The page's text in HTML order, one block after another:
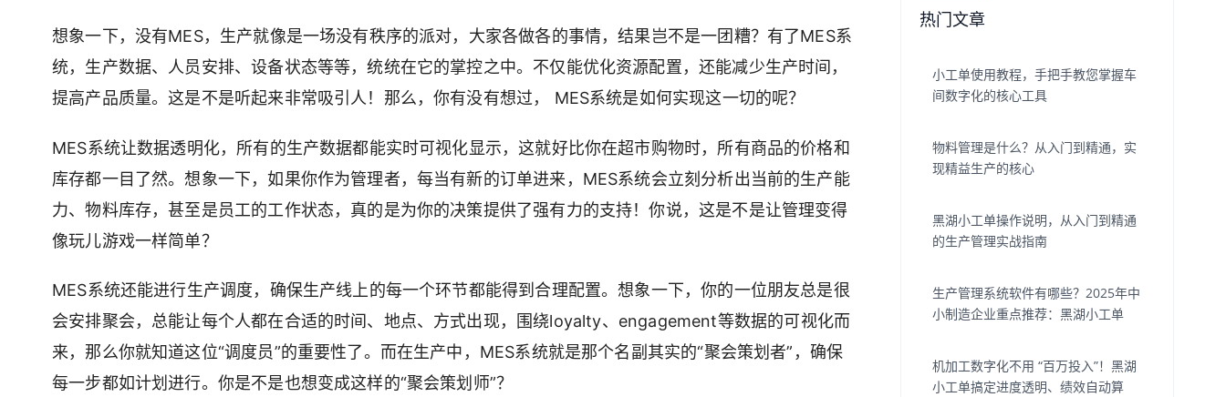
想象一下，没有MES，生产就像是一场没有秩序的派对，大家各做各的事情，结果岂不是一团糟？有了MES系
统，生产数据、人员安排、设备状态等等，统统在它的掌控之中。不仅能优化资源配置，还能减少生产时间，
提高产品质量。这是不是听起来非常吸引人！那么，你有没有想过， MES系统是如何实现这一切的呢？
MES系统让数据透明化，所有的生产数据都能实时可视化显示，这就好比你在超市购物时，所有商品的价格和
库存都一目了然。想象一下，如果你作为管理者，每当有新的订单进来，MES系统会立刻分析出当前的生产能
力、物料库存，甚至是员工的工作状态，真的是为你的决策提供了强有力的支持！你说，这是不是让管理变得
像玩儿游戏一样简单？
MES系统还能进行生产调度，确保生产线上的每一个环节都能得到合理配置。想象一下，你的一位朋友总是很
会安排聚会，总能让每个人都在合适的时间、地点、方式出现，围绕loyalty、engagement等数据的可视化而
来，那么你就知道这位“调度员”的重要性了。而在生产中，MES系统就是那个名副其实的“聚会策划者”，确保
每一步都如计划进行。你是不是也想变成这样的“聚会策划师”？
热门文章
小工单使用教程，手把手教您掌握车
间数字化的核心工具
物料管理是什么？从入门到精通，实
现精益生产的核心
黑湖小工单操作说明，从入门到精通
的生产管理实战指南
生产管理系统软件有哪些？2025年中
小制造企业重点推荐：黑湖小工单
机加工数字化不用 “百万投入”！黑湖
小工单搞定进度透明、绩效自动算